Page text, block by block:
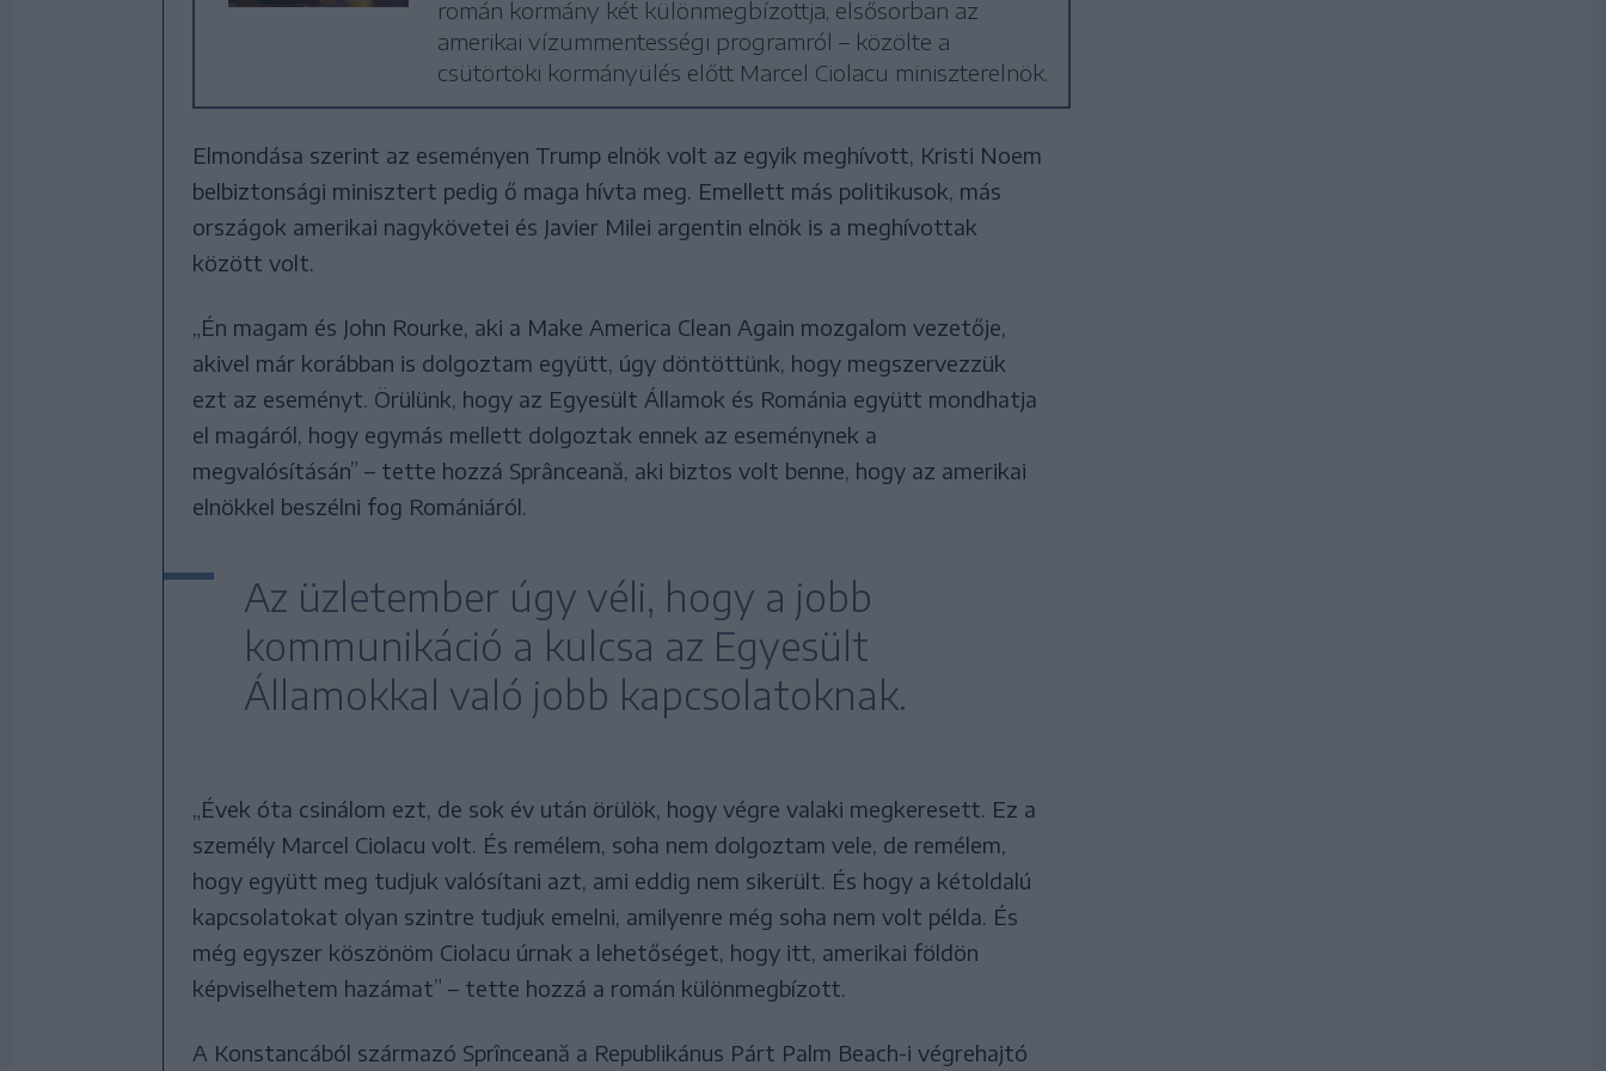
román kormány két különmegbízottja, elsősorban az
amerikai vízummentességi programról – közölte a
csütörtöki kormányülés előtt Marcel Ciolacu miniszterelnök.
Elmondása szerint az eseményen Trump elnök volt az egyik meghívott, Kristi Noem
belbiztonsági minisztert pedig ő maga hívta meg. Emellett más politikusok, más
országok amerikai nagykövetei és Javier Milei argentin elnök is a meghívottak
között volt.
„Én magam és John Rourke, aki a Make America Clean Again mozgalom vezetője,
akivel már korábban is dolgoztam együtt, úgy döntöttünk, hogy megszervezzük
ezt az eseményt. Örülünk, hogy az Egyesült Államok és Románia együtt mondhatja
el magáról, hogy egymás mellett dolgoztak ennek az eseménynek a
megvalósításán” – tette hozzá Sprânceană, aki biztos volt benne, hogy az amerikai
elnökkel beszélni fog Romániáról.
Az üzletember úgy véli, hogy a jobb
kommunikáció a kulcsa az Egyesült
Államokkal való jobb kapcsolatoknak.
„Évek óta csinálom ezt, de sok év után örülök, hogy végre valaki megkeresett. Ez a
személy Marcel Ciolacu volt. És remélem, soha nem dolgoztam vele, de remélem,
hogy együtt meg tudjuk valósítani azt, ami eddig nem sikerült. És hogy a kétoldalú
kapcsolatokat olyan szintre tudjuk emelni, amilyenre még soha nem volt példa. És
még egyszer köszönöm Ciolacu úrnak a lehetőséget, hogy itt, amerikai földön
képviselhetem hazámat” – tette hozzá a román különmegbízott.
A Konstancából származó Sprînceană a Republikánus Párt Palm Beach-i végrehajtó